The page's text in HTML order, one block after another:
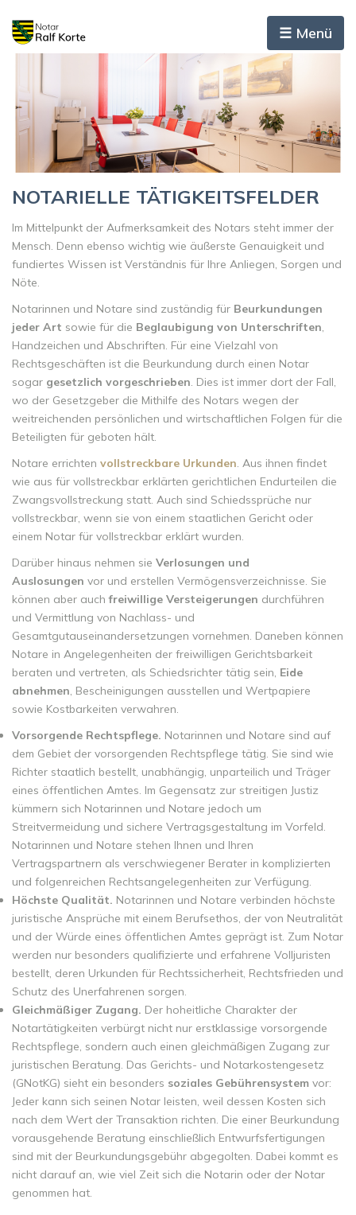
☰ Menü
NOTARIELLE TÄTIGKEITSFELDER
Im Mittelpunkt der Aufmerksamkeit des Notars steht immer der
Mensch. Denn ebenso wichtig wie äußerste Genauigkeit und
fundiertes Wissen ist Verständnis für Ihre Anliegen, Sorgen und
Nöte.
Notarinnen und Notare sind zuständig für Beurkundungen
jeder Art sowie für die Beglaubigung von Unterschriften,
Handzeichen und Abschriften. Für eine Vielzahl von
Rechtsgeschäften ist die Beurkundung durch einen Notar
sogar gesetzlich vorgeschrieben. Dies ist immer dort der Fall,
wo der Gesetzgeber die Mithilfe des Notars wegen der
weitreichenden persönlichen und wirtschaftlichen Folgen für die
Beteiligten für geboten hält.
Notare errichten vollstreckbare Urkunden. Aus ihnen findet
wie aus für vollstreckbar erklärten gerichtlichen Endurteilen die
Zwangsvollstreckung statt. Auch sind Schiedssprüche nur
vollstreckbar, wenn sie von einem staatlichen Gericht oder
einem Notar für vollstreckbar erklärt wurden.
Darüber hinaus nehmen sie Verlosungen und
Auslosungen vor und erstellen Vermögensverzeichnisse. Sie
können aber auchfreiwillige Versteigerungen durchführen
und Vermittlung von Nachlass- und
Gesamtgutauseinandersetzungen vornehmen. Daneben können
Notare in Angelegenheiten der freiwilligen Gerichtsbarkeit
beraten und vertreten, als Schiedsrichter tätig sein, Eide
abnehmen, Bescheinigungen ausstellen und Wertpapiere
sowie Kostbarkeiten verwahren.
Vorsorgende Rechtspflege. Notarinnen und Notare sind auf
dem Gebiet der vorsorgenden Rechtspflege tätig. Sie sind wie
Richter staatlich bestellt, unabhängig, unparteilich und Träger
eines öffentlichen Amtes. Im Gegensatz zur streitigen Justiz
kümmern sich Notarinnen und Notare jedoch um
Streitvermeidung und sichere Vertragsgestaltung im Vorfeld.
Notarinnen und Notare stehen Ihnen und Ihren
Vertragspartnern als verschwiegener Berater in komplizierten
und folgenreichen Rechtsangelegenheiten zur Verfügung.
Höchste Qualität. Notarinnen und Notare verbinden höchste
juristische Ansprüche mit einem Berufsethos, der von Neutralität
und der Würde eines öffentlichen Amtes geprägt ist. Zum Notar
werden nur besonders qualifizierte und erfahrene Volljuristen
bestellt, deren Urkunden für Rechtssicherheit, Rechtsfrieden und
Schutz des Unerfahrenen sorgen.
Gleichmäßiger Zugang. Der hoheitliche Charakter der
Notartätigkeiten verbürgt nicht nur erstklassige vorsorgende
Rechtspflege, sondern auch einen gleichmäßigen Zugang zur
juristischen Beratung. Das Gerichts- und Notarkostengesetz
(GNotKG) sieht ein besonders soziales Gebührensystem vor:
Jeder kann sich seinen Notar leisten, weil dessen Kosten sich
nach dem Wert der Transaktion richten. Die einer Beurkundung
vorausgehende Beratung einschließlich Entwurfsfertigungen
sind mit der Beurkundungs­gebühr abgegolten. Dabei kommt es
nicht darauf an, wie viel Zeit sich die Notarin oder der Notar
genommen hat.